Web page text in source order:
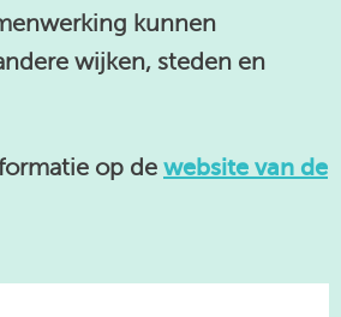
kunnen
wijken, steden en
op de website van de